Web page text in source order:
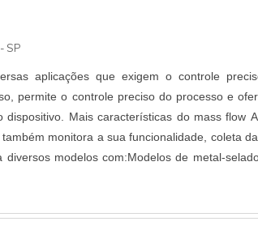
SP
aplicações que exigem o controle
permite o controle preciso do processo e
Mais características do mass flow
monitora a sua funcionalidade, coleta
modelos com:Modelos de metal-selado